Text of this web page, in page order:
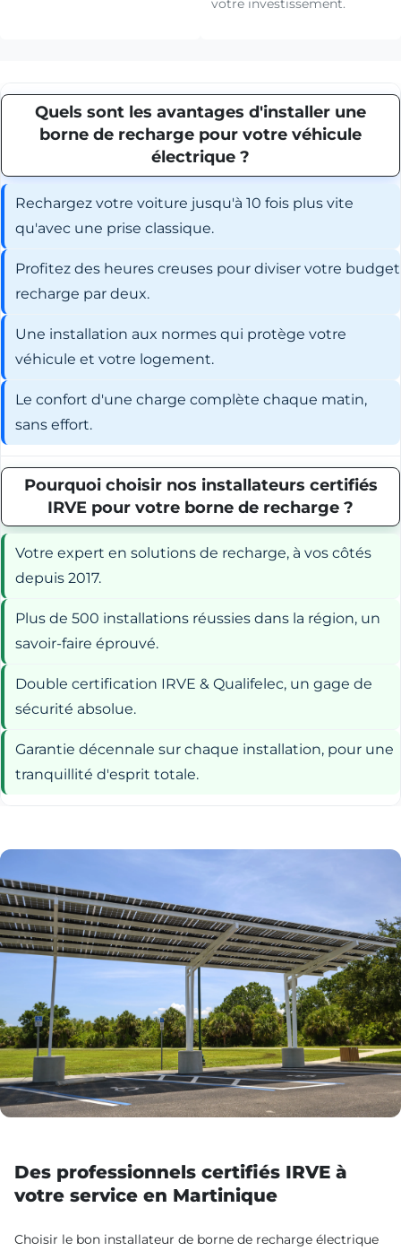
votre investissement.
Quels sont les avantages d'installer une
borne de recharge pour votre véhicule
électrique ?
Rechargez votre voiture jusqu'à 10 fois plus vite
qu'avec une prise classique.
Profitez des heures creuses pour diviser votre budget
recharge par deux.
Une installation aux normes qui protège votre
véhicule et votre logement.
Le confort d'une charge complète chaque matin,
sans effort.
Pourquoi choisir nos installateurs certifiés
IRVE pour votre borne de recharge ?
Votre expert en solutions de recharge, à vos côtés
depuis 2017.
Plus de 500 installations réussies dans la région, un
savoir-faire éprouvé.
Double certification IRVE & Qualifelec, un gage de
sécurité absolue.
Garantie décennale sur chaque installation, pour une
tranquillité d'esprit totale.
Des professionnels certifiés IRVE à
votre service en Martinique
Choisir le bon installateur de borne de recharge électrique